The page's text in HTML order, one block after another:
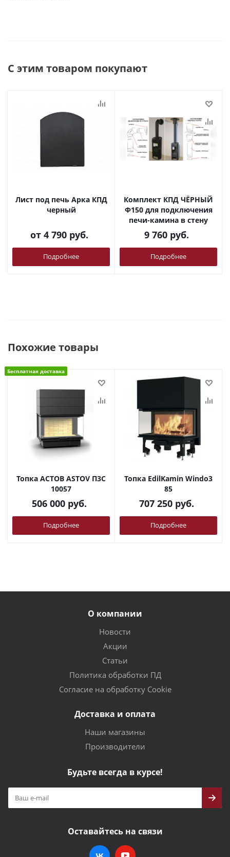
С этим товаром покупают
Лист под печь Арка КПД
черный
от 4 790 руб.
Подробнее
Комплект КПД ЧЁРНЫЙ
Ф150 для подключения
печи-камина в стену
9 760 руб.
Подробнее
Похожие товары
Бесплатная доставка
Топка АСТОВ ASTOV П3С
10057
506 000 руб.
Подробнее
Топка EdilKamin Windo3
85
707 250 руб.
Подробнее
О компании
Новости
Акции
Статьи
Политика обработки ПД
Согласие на обработку Cookie
Доставка и оплата
Наши магазины
Производители
Будьте всегда в курсе!
Оставайтесь на связи